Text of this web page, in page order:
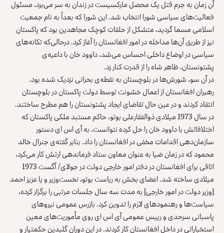
آن زمان به جرم قتل یک محصل مارکسیست در زندان به سر می‌برد، مسئول
فعالیت‌های سیاسی شورا انتخاب شد. این شورا که بعداً به نام جمعیت
اسلامی مسما گردید، متشکل از حلقات کوچک مجاهدین بود که پاکستان
نیز از طریق آن‌ها مداخله در امور افغانستان را آغاز کرد. در‌حالی‌که تکانه‌های
سیاسی در اوضاع داخلی احساس می‌شد، داوود خان با داعیه‌ی
پشتونستان، ظاهر شاه را از قدرت کنار زد.
در آن سو، شورش‌ها در بلوچستان به نقطه‌ی بحرانی نزدیک شده بود.
رهبران افغانستان از اعمال خشونت توسط دولت پاکستان در بلوچستان
انتقاد کردند و در عین حال تقاضای ایجاد پشتونستان را هم مطرح ساختند.
در سال 1973 میلادی ذوالفقار‌علی بوتو، حاکم مستبد ملکی پاکستان که
اختلافاتش با داوود خان را حل کرده نتوانست، به آی اس ای دستور
سازمان‌دهی اقدامات مخفی در افغانستان را داد. بنابر گفته‌ی جنرال خالد
محمود که در زمان ضیا به عنوان معاون ستاد فرماندهی ارتش کار می‌کرد،
اتاقی برای افغانستان در دفتر امور خارجی دولت در جولای/ آگست 1973
میلادی ساخته شد. اعضای بخش به ریاست بوتو، نخست‌وزیر و یا عزیز احمد
[وزیر دولت در امور خارجی] به مدت سه سال جلسات مرتبی را برگزار کرده،
سیاست‌ها و رهنمود‌های لازم را تدوین کرد. بازرس عمومی نیروهای
پاسبانی سرحدی و رییس عمومی آی اس ای روی مأموریت‌های معین
استخباراتی در داخل افغانستان کار کردند. در این دوران گلبدین حکمتیار و